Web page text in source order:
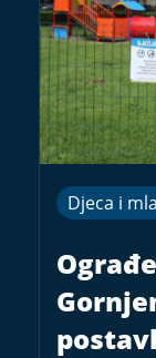
Djeca i